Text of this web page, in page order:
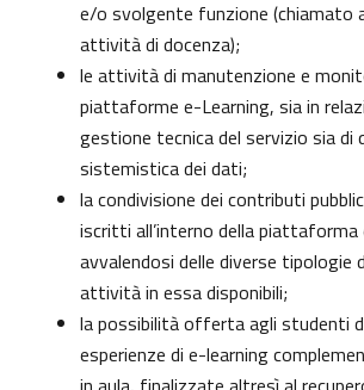
e/o svolgente funzione (chiamato
attività di docenza);
le attività di manutenzione e
piattaforme e-Learning, sia in
gestione tecnica del servizio sia di
sistemistica dei dati;
la condivisione dei contributi
iscritti all’interno della piattaforma
avvalendosi delle diverse tipologie
attività in essa disponibili;
la possibilità offerta agli studenti
esperienze di e-learning